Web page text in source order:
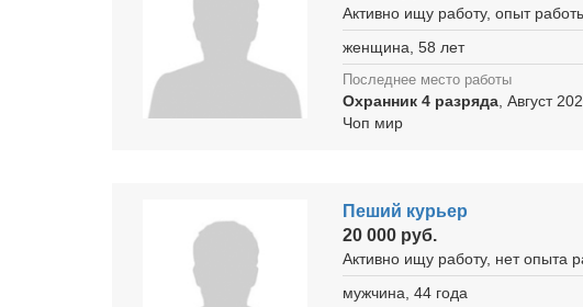
Активно ищу работу, опыт
женщина, 58 лет
Последнее место работы
Охранник 4 разряда , Август
Чоп мир
Пеший курьер
20 000 руб.
Активно ищу работу, нет опыта
мужчина, 44 года